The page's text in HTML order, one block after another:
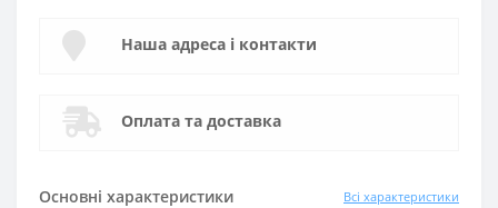
Основні характеристики Всі характеристики
Наша адреса і контакти
Оплата та доставка